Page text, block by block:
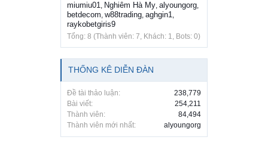
miumiu01, Nghiêm Hà My, alyoungorg,
betdecom, w88trading, aghgin1,
raykobetgiris9
Tổng: 8 (Thành viên: 7, Khách: 1, Bots: 0)
THỐNG KÊ DIỄN ĐÀN
Đề tài thảo luận:
238,779
Bài viết:
254,211
Thành viên:
84,494
Thành viên mới nhất:
alyoungorg